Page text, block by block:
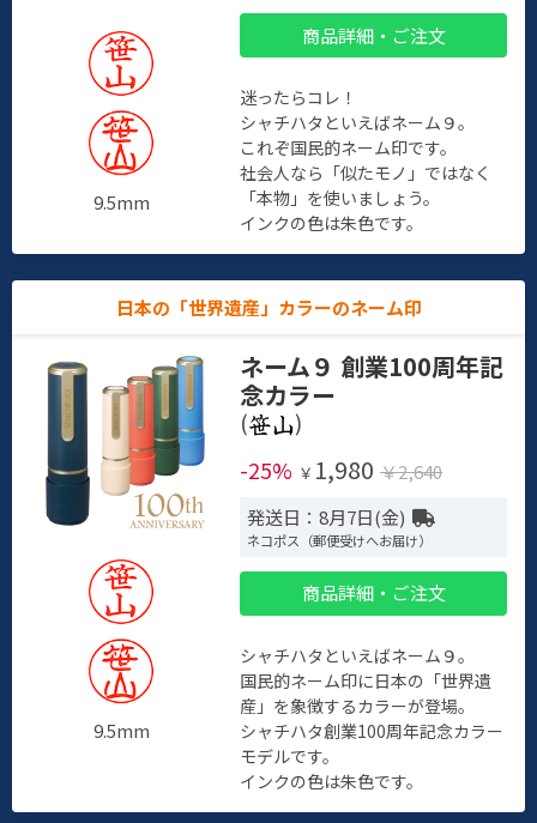
9.5mm
商品詳細・ご注文
迷ったらコレ！
シャチハタといえばネーム９。
これぞ国民的ネーム印です。
社会人なら「似たモノ」ではなく
「本物」を使いましょう。
インクの色は朱色です。
日本の「世界遺産」カラーのネーム印
9.5mm
ネーム９ 創業100周年記
念カラー
(
)
-25% ￥ 1,980 ￥2,640
発送日：8月7日(金)
ネコポス（郵便受けへお届け）
商品詳細・ご注文
シャチハタといえばネーム９。
国民的ネーム印に日本の「世界遺
産」を象徴するカラーが登場。
シャチハタ創業100周年記念カラー
モデルです。
インクの色は朱色です。